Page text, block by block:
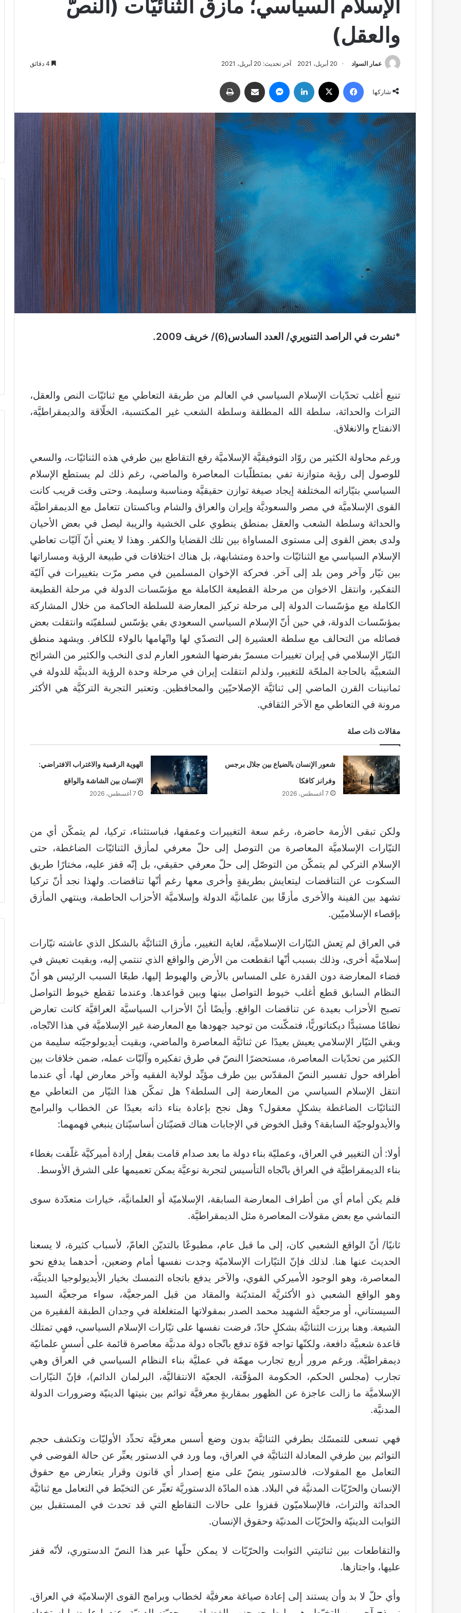
الإسلام السياسي؛ مأزق الثنائيّات (النصّ
والعقل)
عمار السواد 20 أبريل، 2021 آخر تحديث: 20 أبريل، 2021
شاركها
*نشرت في الراصد التنويري/ العدد السادس(6)/ خريف 2009.
تنبع أغلب تحدّيات الإسلام السياسي في العالم من طريقة التعاطي مع ثنائيّات النص والعقل،
التراث والحداثة، سلطة الله المطلقة وسلطة الشعب غير المكتسبة، الخلّاقة والديمقراطيَّة،
الانفتاح والانغلاق.
ورغم محاولة الكثير من روّاد التوفيقيَّة الإسلاميَّة رفع التقاطع بين طرفي هذه الثنائيّات، والسعي
للوصول إلى رؤية متوازنة تفي بمتطلّبات المعاصرة والماضي، رغم ذلك لم يستطع الإسلام
السياسي بتيّاراته المختلفة إيجاد صيغة توازن حقيقيَّة ومناسبة وسليمة. وحتى وقت قريب كانت
القوى الإسلاميَّة في مصر والسعوديَّة وإيران والعراق والشام وباكستان تتعامل مع الديمقراطيَّة
والحداثة وسلطة الشعب والعقل بمنطق ينطوي على الخشية والريبة ليصل في بعض الأحيان
ولدى بعض القوى إلى مستوى المساواة بين تلك القضايا والكفر. وهذا لا يعني أنّ آليّات تعاطي
الإسلام السياسي مع الثنائيّات واحدة ومتشابهة، بل هناك اختلافات في طبيعة الرؤية ومساراتها
بين تيّار وآخر ومن بلد إلى آخر. فحركة الإخوان المسلمين في مصر مرّت بتغييرات في آليّة
التفكير، وانتقل الاخوان من مرحلة القطيعة الكاملة مع مؤسّسات الدولة في مرحلة القطيعة
الكاملة مع مؤسّسات الدولة إلى مرحلة تركيز المعارضة للسلطة الحاكمة من خلال المشاركة
بمؤسّسات الدولة، في حين أنّ الإسلام السياسي السعودي بقي يؤسّس لسلفيّته وانتقلت بعض
فصائله من التحالف مع سلطة العشيرة إلى التصدّي لها واتّهامها بالولاء للكافر. ويشهد منطق
التيّار الإسلامي في إيران تغييرات مسمرّ بفرضها الشعور العارم لدى النخب والكثير من الشرائح
الشعبيَّة بالحاجة الملحّة للتغيير، ولذلم انتقلت إيران في مرحلة وحدة الرؤية الدينيَّة للدولة في
ثمانينات القرن الماضي إلى ثنائيَّة الإصلاحيّين والمحافظين. وتعتبر التجربة التركيَّة هي الأكثر
مرونة في التعاطي مع الآخر الثقافي.
مقالات ذات صلة
شعور الإنسان بالضياع بين جلال برجس
وفرانز كافكا
7 أغسطس، 2026
الهوية الرقمية والاغتراب الافتراضي:
الإنسان بين الشاشة والواقع
7 أغسطس، 2026
ولكن تبقى الأزمة حاضرة، رغم سعة التغييرات وعمقها، فباستثناء، تركيا، لم يتمكّن أي من
التيّارات الإسلاميَّة المعاصرة من التوصل إلى حلّ معرفي لمأزق الثنائيّات الضاغطة، حتى
الإسلام التركي لم يتمكّن من التوصّل إلى حلّ معرفي حقيقي، بل إنّه قفز عليه، مختارًا طريق
السكوت عن التناقضات ليتعايش بطريقةٍ وأخرى معها رغم أنّها تناقضات. ولهذا نجد أنّ تركيا
تشهد بين الفينة والأخرى مأزقًا بين علمانيَّة الدولة وإسلاميَّة الأحزاب الحاطمة، وينتهي المأزق
بإقصاء الإسلاميّين.
في العراق لم تِعش التيّارات الإسلاميَّة، لغاية التغيير، مأزق الثنائيَّة بالشكل الذي عاشته تيّارات
إسلاميَّة أخرى، وذلك بسبب أنّها انقطعت من الأرض والواقع الذي تنتمي إليه، وبقيت تعيش في
فضاء المعارضة دون القدرة على المساس بالأرض والهبوط إليها، طبعًا السبب الرئيس هو أنّ
النظام السابق قطع أغلب خيوط التواصل بينها وبين قواعدها. وعندما تقطع خيوط التواصل
تصبح الأحزاب بعيدة عن تناقضات الواقع. وأيضًا أنّ الأحزاب السياسيَّة العراقيَّة كانت تعارض
نظامًا مستبدًّا ديكتاتوريًّا، فتمكّنت من توحيد جهودها مع المعارضة غير الإسلاميَّة في هذا الاتّجاه،
وبقي التيّار الإسلامي يعيش بعيدًا عن ثنائيَّة المعاصرة والماضي، وبقيت أيديولوجيّته سليمة من
الكثير من تحدّيات المعاصرة، مستحضرًا النصّ في طرق تفكيره وآليّات عمله، ضمن خلافات بين
أطرافه حول تفسير النصّ المقدّس بين طرف مؤيِّد لولاية الفقيه وآخر معارض لها، أي عندما
انتقل الإسلام السياسي من المعارضة إلى السلطة؟ هل تمكّن هذا التيّار من التعاطي مع
الثنائيّات الضاغطة بشكلٍ معقول؟ وهل نجح بإعادة بناء ذاته بعيدًا عن الخطاب والبرامج
والأيدولوجيّة السابقة؟ وقبل الخوض في الإجابات هناك قضيّتان أساسيّتان ينبغي فهمهما:
أولا: أن التغيير في العراق، وعمليّة بناء دولة ما بعد صدام قامت بفعل إرادة أميركيَّة غلّفت بغطاء
بناء الديمقراطيَّة في العراق باتّجاه التأسيس لتجربة نوعيَّة يمكن تعميمها على الشرق الأوسط.
فلم يكن أمام أي من أطراف المعارضة السابقة، الإسلاميّة أو العلمانيَّة، خيارات متعدّدة سوى
التماشي مع بعض مقولات المعاصرة مثل الديمقراطيَّة.
ثانيًا/ أنّ الواقع الشعبي كان، إلى ما قبل عام، مطبوعًا بالتديّن العامّ، لأسباب كثيرة، لا يسعنا
الحديث عنها هنا. لذلك فإنّ التيّارات الإسلاميّة وجدت نفسها أمام وضعين، أحدهما يدفع نحو
المعاصرة، وهو الوجود الأميركي القوي، والآخر يدفع باتجاه التمسك بخيار الأيديولوجيا الدينيَّة،
وهو الواقع الشعبي ذو الأكثريَّة المتديّنة والمقاد من قبل المرجعيَّة، سواء مرجعيَّة السيد
السيستاني، أو مرجعيَّة الشهيد محمد الصدر بمقولاتها المتغلغلة في وجدان الطبقة الفقيرة من
الشيعة. وهنا برزت الثنائيَّة بشكلٍ حادّ، فرضت نفسها على تيّارات الإسلام السياسي، فهي تمتلك
قاعدة شعبيَّة دافعة، ولكنّها تواجه قوّة تدفع باتّجاه دولة مدنيَّة معاصرة قائمة على أسسٍ علمانيّة
ديمقراطيَّة. ورغم مرور أربع تجارب مهمّة في عمليَّة بناء النظام السياسي في العراق وهي
تجارب (مجلس الحكم، الحكومة المؤقّتة، الجعيّة الانتقاليَّة، البرلمان الدائم)، فإنّ التيّارات
الإسلاميَّة ما زالت عاجزة عن الظهور بمقاربةٍ معرفيَّة توائم بين بنيتها الدينيّة وضرورات الدولة
المدنيَّة.
فهي تسعى للتمسّك بطرفي الثنائيَّة بدون وضع أسس معرفيَّة تحدِّد الأوليّات وتكشف حجم
التوائم بين طرفي المعادلة الثنائيَّة في العراق، وما ورد في الدستور يعبِّر عن حالة الفوضى في
التعامل مع المقولات، فالدستور ينصّ على منع إصدار أي قانون وقرار يتعارض مع حقوق
الإنسان والحرّيّات المدنيَّة في البلاد. هذه المادّة الدستوريَّة تعبِّر عن التخبّط في التعامل مع ثنائيَّة
الحداثة والتراث، فالإسلاميّون قفزوا على حالات التقاطع التي قد تحدث في المستقبل بين
الثوابت الدينيّة والحرّيّات المدنيّة وحقوق الإنسان.
والتقاطعات بين ثنائيتي الثوابت والحرّيّات لا يمكن حلّها عبر هذا النصّ الدستوري، لأنّه قفز
عليها، واجتازها.
وأي حلّ لا بد وأن يستند إلى إعادة صياغة معرفيَّة لخطاب وبرامج القوى الإسلاميّة في العراق.